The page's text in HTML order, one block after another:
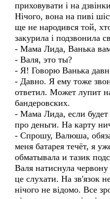
приховувати і на
Нічого, вона на пиві
ще не народився той,
закурила і подзвонила
- Мама Лида, Ванька
- Валя, это ты?
- Я! Говорю Ванька
- Давно. Я ему тоже
ответил. Может лупит
бандеровских.
- Мама Лида, если будет
про деньги. На карту
- Спрошу, Валюша,
меня батарея течёт, я
обматывала и тазик
Валя натиснула
це слухати. На зв'язок
нічого не відомо. Все